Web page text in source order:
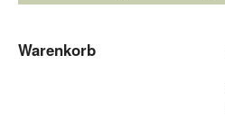
Warenkorb